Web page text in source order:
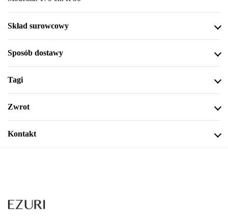
Skład surowcowy
Sposób dostawy
Tagi
Zwrot
Kontakt